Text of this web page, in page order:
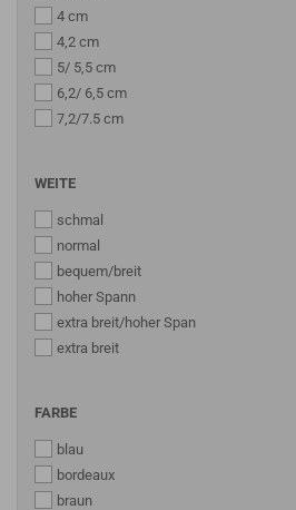
4 cm
4,2 cm
5/ 5,5 cm
6,2/ 6,5 cm
7,2/7.5 cm
WEITE
schmal
normal
bequem/breit
hoher Spann
extra breit/hoher Span
extra breit
FARBE
blau
bordeaux
braun